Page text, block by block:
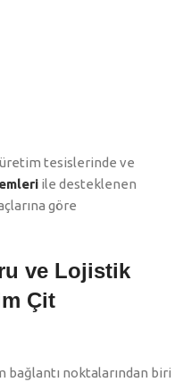
tesislerinde ve
ile desteklenen
göre
ve Lojistik
Çit
bağlantı noktalarından biri